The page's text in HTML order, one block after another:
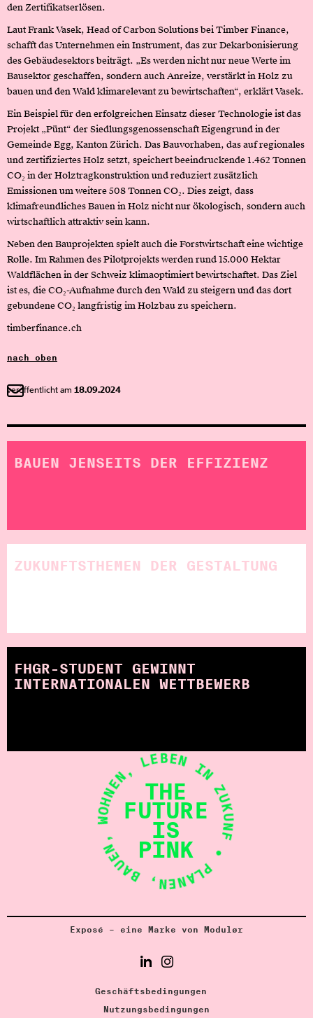
den Zertifikatserlösen.
Laut Frank Vasek, Head of Carbon Solutions bei Timber Finance,
schafft das Unternehmen ein Instrument, das zur Dekarbonisierung
des Gebäudesektors beiträgt. „Es werden nicht nur neue Werte im
Bausektor geschaffen, sondern auch Anreize, verstärkt in Holz zu
bauen und den Wald klimarelevant zu bewirtschaften“, erklärt Vasek.
Ein Beispiel für den erfolgreichen Einsatz dieser Technologie ist das
Projekt „Pünt“ der Siedlungsgenossenschaft Eigengrund in der
Gemeinde Egg, Kanton Zürich. Das Bauvorhaben, das auf regionales
und zertifiziertes Holz setzt, speichert beeindruckende 1.462 Tonnen
CO₂ in der Holztragkonstruktion und reduziert zusätzlich
Emissionen um weitere 508 Tonnen CO₂. Dies zeigt, dass
klimafreundliches Bauen in Holz nicht nur ökologisch, sondern auch
wirtschaftlich attraktiv sein kann.
Neben den Bauprojekten spielt auch die Forstwirtschaft eine wichtige
Rolle. Im Rahmen des Pilotprojekts werden rund 15.000 Hektar
Waldflächen in der Schweiz klimaoptimiert bewirtschaftet. Das Ziel
ist es, die CO₂-Aufnahme durch den Wald zu steigern und das dort
gebundene CO₂ langfristig im Holzbau zu speichern.
timberfinance.ch
nach oben
veröffentlicht am 18.09.2024
BAUEN JENSEITS DER EFFIZIENZ
ZUKUNFTSTHEMEN DER GESTALTUNG
FHGR-STUDENT GEWINNT
INTERNATIONALEN WETTBEWERB
• PLANEN, BAUEN, WOHNEN, LEBEN IN ZUKUNFT
THE
FUTURE
IS
PINK
Exposé – eine Marke von Modulør
Geschäftsbedingungen
Nutzungsbedingungen